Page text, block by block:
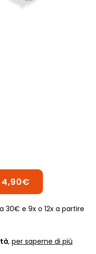
4,90€
e 9x o 12x a partire
, per saperne di più